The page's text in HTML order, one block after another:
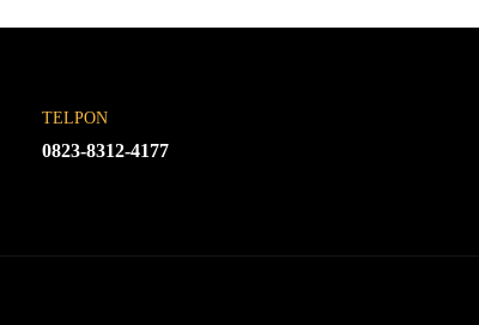
TELPON
0823-8312-4177